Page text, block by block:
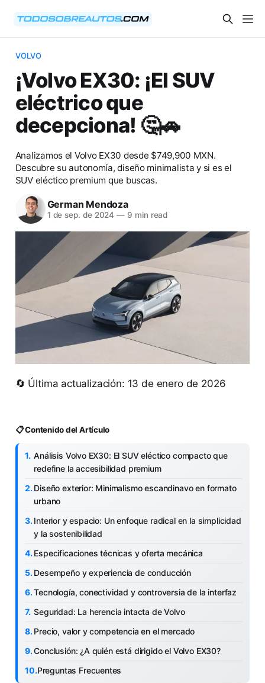
VOLVO
¡Volvo EX30: ¡El SUV
eléctrico que
decepciona! 🤔🚗
Analizamos el Volvo EX30 desde $749,900 MXN.
Descubre su autonomía, diseño minimalista y si es el
SUV eléctico premium que buscas.
German Mendoza
1 de sep. de 2024 — 9 min read
🔄 Última actualización: 13 de enero de 2026
📋 Contenido del Artículo
Análisis Volvo EX30: El SUV eléctico compacto que
redefine la accesibilidad premium
Diseño exterior: Minimalismo escandinavo en formato
urbano
Interior y espacio: Un enfoque radical en la simplicidad
y la sostenibilidad
Especificaciones técnicas y oferta mecánica
Desempeño y experiencia de conducción
Tecnología, conectividad y controversia de la interfaz
Seguridad: La herencia intacta de Volvo
Precio, valor y competencia en el mercado
Conclusión: ¿A quién está dirigido el Volvo EX30?
Preguntas Frecuentes